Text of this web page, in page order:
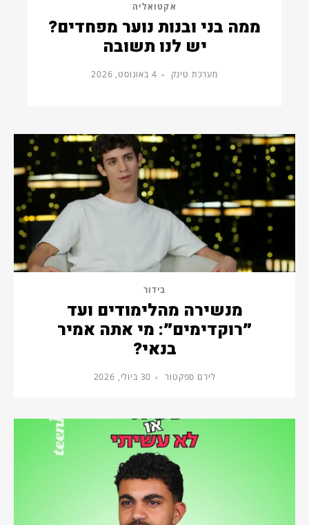
אקטואליה
ממה בני ובנות נוער מפחדים?
יש לנו תשובה
מערכת טינק 4 באוגוסט, 2026
בידור
מנשירה מהלימודים ועד
״רוקדימים״: מי אתה אמיר
בנאי?
לירם ספקטור 30 ביולי, 2026